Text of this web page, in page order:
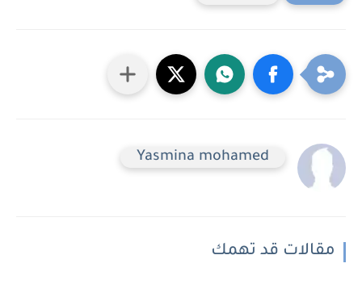
Yasmina mohamed
مقالات قد تهمك